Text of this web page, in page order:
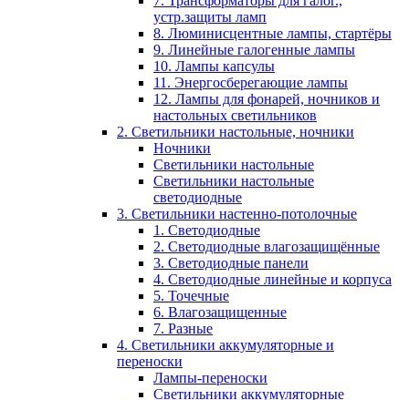
устр.защиты ламп
8. Люминисцентные лампы, стартёры
9. Линейные галогенные лампы
10. Лампы капсулы
11. Энергосберегающие лампы
12. Лампы для фонарей, ночников и
настольных светильников
2. Светильники настольные, ночники
Ночники
Светильники настольные
Светильники настольные
светодиодные
3. Светильники настенно-потолочные
1. Светодиодные
2. Светодиодные влагозащищённые
3. Светодиодные панели
4. Светодиодные линейные и корпуса
5. Точечные
6. Влагозащищенные
7. Разные
4. Светильники аккумуляторные и
переноски
Лампы-переноски
Светильники аккумуляторные